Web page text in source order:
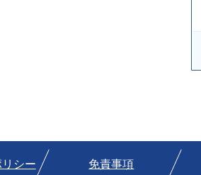
シー 免責事項